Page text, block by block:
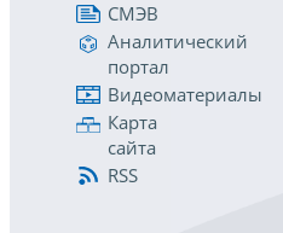
СМЭВ
Аналитический
портал
Видеоматериалы
Карта
сайта
RSS